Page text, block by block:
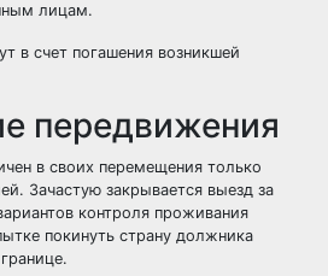
лицам.
в счет погашения возникшей
передвижения
в своих перемещения только
Зачастую закрывается выезд за
контроля проживания
покинуть страну должника